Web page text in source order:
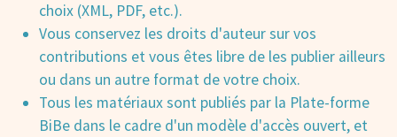
choix (XML, PDF, etc.).
Vous conservez les droits d'auteur sur vos
contributions et vous êtes libre de les publier ailleurs
ou dans un autre format de votre choix.
Tous les matériaux sont publiés par la Plate-forme
BiBe dans le cadre d'un modèle d'accès ouvert, et